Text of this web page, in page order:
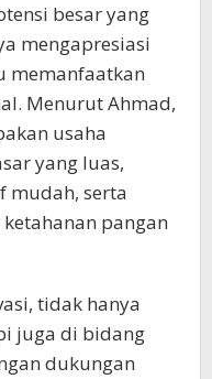
besar yang
mengapresiasi
memanfaatkan
Menurut Ahmad,
usaha
yang luas,
mudah, serta
pangan
tidak hanya
juga di bidang
dukungan